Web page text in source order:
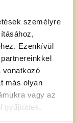
személyre
Ezenkívül
vonatkozó
más olyan
vagy az
gyűjtöttek.
900 kcal
3700 kJ
10 g